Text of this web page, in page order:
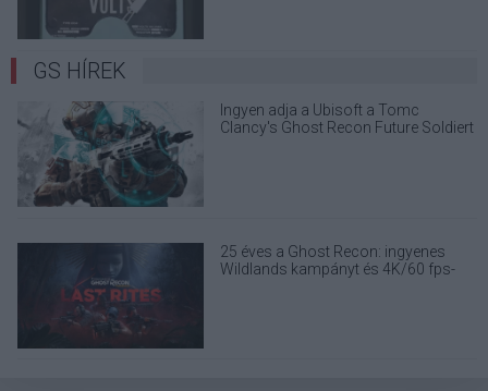
GS HÍREK
Ingyen adja a Ubisoft a Tomc
Clancy's Ghost Recon Future Soldiert
25 éves a Ghost Recon: ingyenes
Wildlands kampányt és 4K/60 fps-